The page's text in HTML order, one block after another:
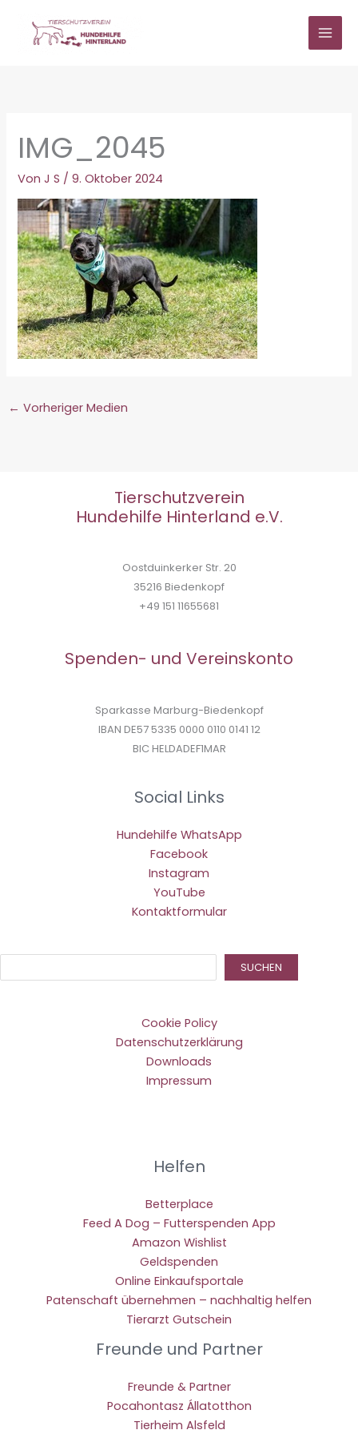
springen
IMG_2045
VonJ S /9. Oktober 2024
← Vorheriger Medien
Tierschutzverein
Hundehilfe Hinterland e.V.
Oostduinkerker Str. 20
35216 Biedenkopf
+49 151 11655681
Spenden- und Vereinskonto
Sparkasse Marburg-Biedenkopf
IBAN DE57 5335 0000 0110 0141 12
BIC HELDADEF1MAR
Social Links
Hundehilfe WhatsApp
Facebook
Instagram
YouTube
Kontaktformular
SUCHEN
Cookie Policy
Datenschutzerklärung
Downloads
Impressum
Helfen
Betterplace
Feed A Dog – Futterspenden App
Amazon Wishlist
Geldspenden
Online Einkaufsportale
Patenschaft übernehmen – nachhaltig helfen
Tierarzt Gutschein
Freunde und Partner
Freunde & Partner
Pocahontasz Állatotthon
Tierheim Alsfeld